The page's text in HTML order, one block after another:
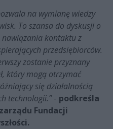
na wymianę wiedzy
To szansa do dyskusji o
nawiązania kontaktu z
przedsiębiorców.
zostanie przyznany
który mogą otrzymać
się działalnością
technologii.”- podkreśla
Fundacji